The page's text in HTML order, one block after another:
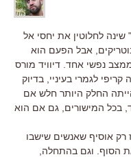
לחלוטין את יחסי אל
אבל הפעם הוא
נפשי אחד. דיוויד מורס
לגמרי בעיניי, בדיוק
החלק היותר חלש אם
בכל המישורים, גם אם הוא
רק אוסיף שאנשים שישבו
הסוף. וגם בהתחלה,